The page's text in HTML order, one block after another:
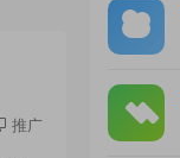
推广